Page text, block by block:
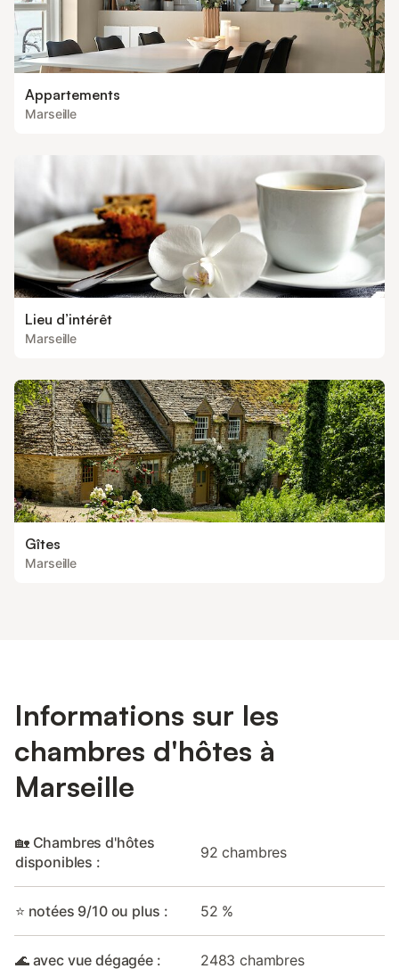
Appartements
Marseille
Lieu d’intérêt
Marseille
Gîtes
Marseille
Informations sur les
chambres d'hôtes à
Marseille
🏡 Chambres d'hôtes
disponibles :
92 chambres
⭐ notées 9/10 ou plus : 52 %
🌊 avec vue dégagée : 2483 chambres